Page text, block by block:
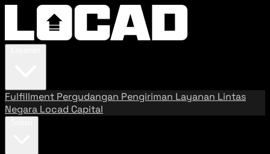
Fulfillment Pergudangan Pengiriman Layanan Lintas
Negara Locad Capital